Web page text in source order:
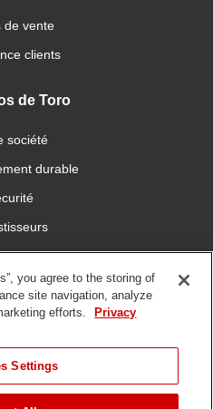
de vente
clients
de Toro
société
durable
avec nous
you agree to the storing of
site navigation, analyze
efforts.
Privacy
Settings